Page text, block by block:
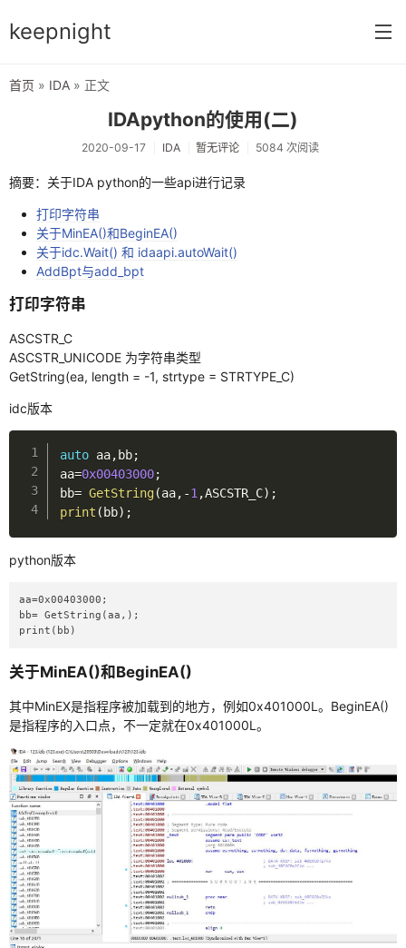
keepnight
分类
网络编程
vm虚拟机
网络配置
python
selenium
jsdom使用
杂七杂八
docker入门
渗透
xdebug
机器学习
逆向
首页 » IDA » 正文
IDApython的使用(二)
2020-09-17 IDA 暂无评论 5084 次阅读
摘要：关于IDA python的一些api进行记录
打印字符串
关于MinEA()和BeginEA()
关于idc.Wait() 和 idaapi.autoWait()
AddBpt与add_bpt
打印字符串
ASCSTR_C
ASCSTR_UNICODE 为字符串类型
GetString(ea, length = -1, strtype = STRTYPE_C)
idc版本
auto aa, bb;
aa=0x00403000;
bb= GetString(aa, -1 ,ASCSTR_C) ;
print ( bb) ;
python版本
aa=0x00403000;
bb= GetString(aa,);
print(bb)
关于MinEA()和BeginEA()
其中MinEX是指程序被加载到的地方，例如0x401000L。BeginEA()
是指程序的入口点，不一定就在0x401000L。